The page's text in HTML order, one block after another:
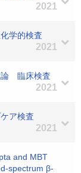
2021
化学的検査
2021
論 臨床検査
2021
ア検査
2021
and MBT
spectrum β-